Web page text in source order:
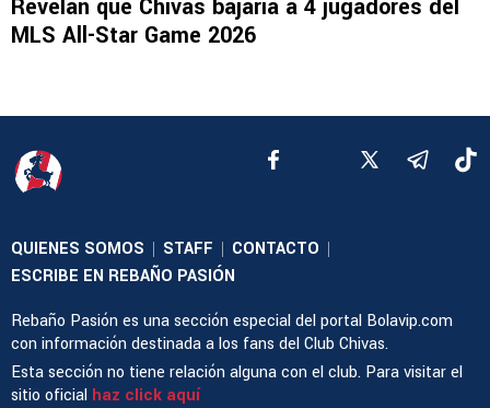
Revelan que Chivas bajaría a 4 jugadores del
MLS All-Star Game 2026
QUIENES SOMOS | STAFF | CONTACTO |
ESCRIBE EN REBAÑO PASIÓN
Rebaño Pasión es una sección especial del portal Bolavip.com
con información destinada a los fans del Club Chivas.
Esta sección no tiene relación alguna con el club. Para visitar el
sitio oficial haz click aquí